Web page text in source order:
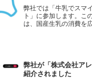
弊社では「牛乳でスマ
ト」に参加します。こ
は、国産生乳の消費を
林水産省と一般社団法
弊社が「株式会社ア
紹介されました